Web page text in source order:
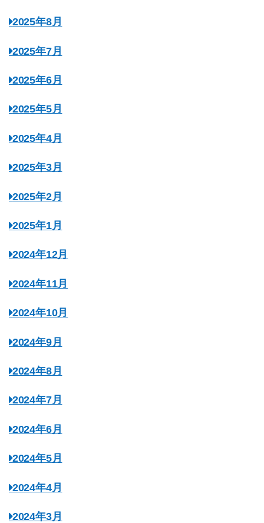
2025年8月
2025年7月
2025年6月
2025年5月
2025年4月
2025年3月
2025年2月
2025年1月
2024年12月
2024年11月
2024年10月
2024年9月
2024年8月
2024年7月
2024年6月
2024年5月
2024年4月
2024年3月